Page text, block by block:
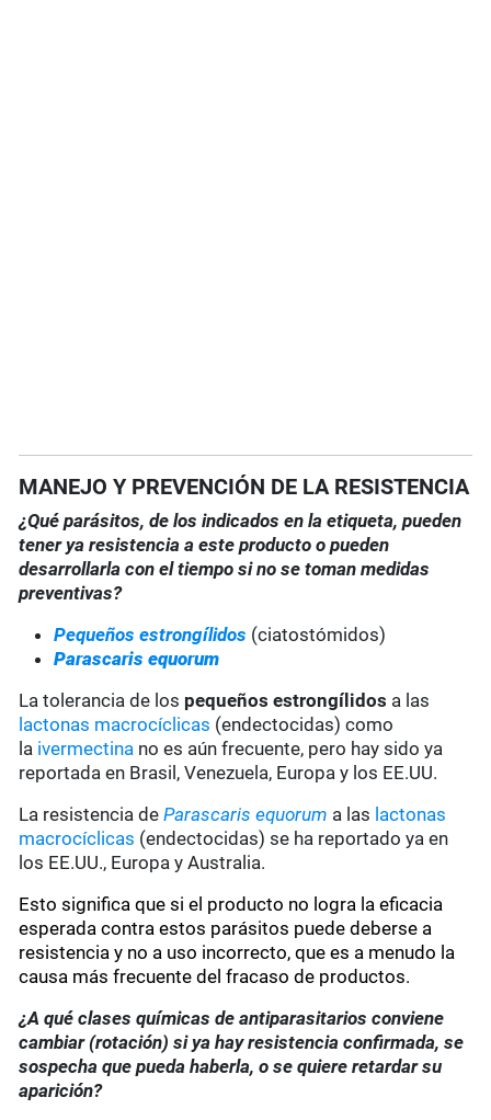
MANEJO Y PREVENCIÓN DE LA RESISTENCIA
¿Qué parásitos, de los indicados en la etiqueta, pueden
tener ya resistencia a este producto o pueden
desarrollarla con el tiempo si no se toman medidas
preventivas?
Pequeños estrongílidos (ciatostómidos)
Parascaris equorum
La tolerancia de los pequeños estrongílidos a las
lactonas macrocíclicas (endectocidas) como
la ivermectina no es aún frecuente, pero hay sido ya
reportada en Brasil, Venezuela, Europa y los EE.UU.
La resistencia deParascaris equorum a las lactonas
macrocíclicas (endectocidas) se ha reportado ya en
los EE.UU., Europa y Australia.
Esto significa que si el producto no logra la eficacia
esperada contra estos parásitos puede deberse a
resistencia y no a uso incorrecto, que es a menudo la
causa más frecuente del fracaso de productos.
¿A qué clases químicas de antiparasitarios conviene
cambiar (rotación) si ya hay resistencia confirmada, se
sospecha que pueda haberla, o se quiere retardar su
aparición?